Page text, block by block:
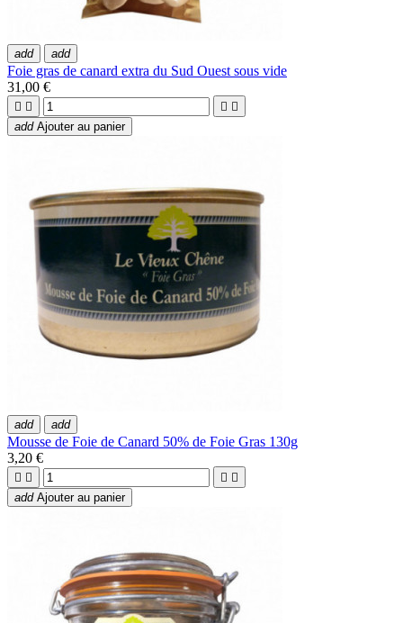
add add
Foie gras de canard extra du Sud Ouest sous vide
31,00 €
   
add Ajouter au panier
add add
Mousse de Foie de Canard 50% de Foie Gras 130g
3,20 €
   
add Ajouter au panier